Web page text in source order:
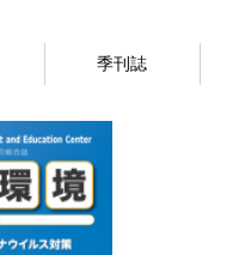
季刊誌